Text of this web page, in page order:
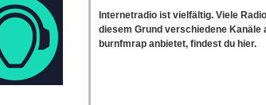
Internetradio ist vielfältig. Viele
diesem Grund verschiedene Kanäle
burnfmrap anbietet, findest du hier.